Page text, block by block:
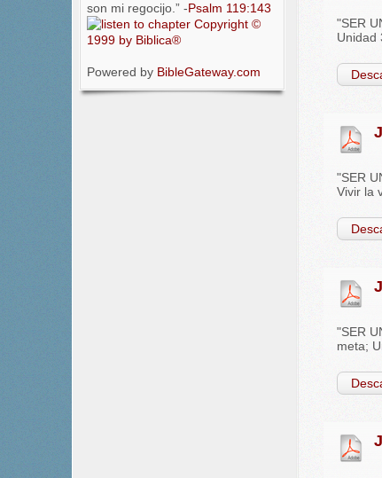
son mi regocijo.” -Psalm 119:143
Copyright ©
1999 by Biblica®
Powered by BibleGateway.com
"SER
Unidad
"SER
Vivir la
"SER
meta;